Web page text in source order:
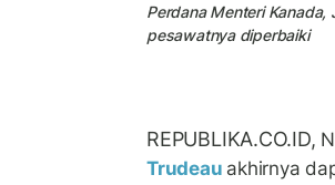
Perdana Menteri
pesawatnya diperbaiki
REPUBLIKA.CO.ID,
Trudeau akhirnya